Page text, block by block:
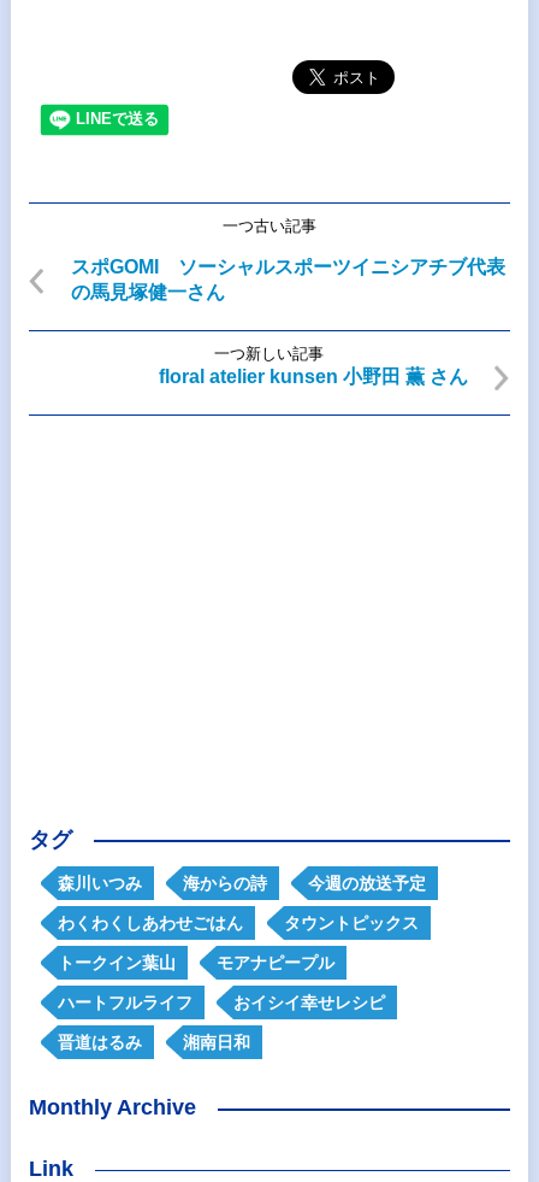
一つ古い記事
スポGOMI ソーシャルスポーツイニシアチブ代表
の馬見塚健一さん
一つ新しい記事
floral atelier kunsen 小野田 薫 さん
タグ
森川いつみ 海からの詩 今週の放送予定
わくわくしあわせごはん タウントピックス
トークイン葉山 モアナピープル
ハートフルライフ おイシイ幸せレシピ
晋道はるみ 湘南日和
Monthly Archive
Link